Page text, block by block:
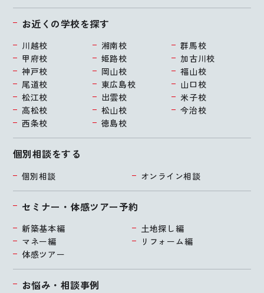
お悩み・相談事例
個別相談をする
個別相談 オンライン相談
セミナー・体感ツアー予約
新築基本編
土地探し編
マネー編
リフォーム編
体感ツアー
お近くの学校を探す
川越校 湘南校
群馬校
甲府校
姫路校
加古川校
神戸校
岡山校
福山校
尾道校
東広島校
山口校
松江校
出雲校
米子校
高松校
松山校
今治校
西条校
徳島校